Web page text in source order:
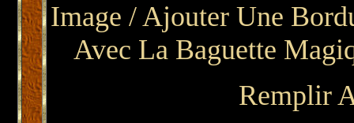
Image / Ajouter Une
Avec La Baguette
Remplir